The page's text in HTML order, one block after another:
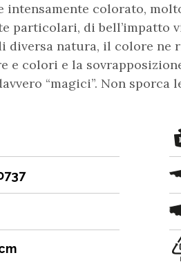
intensamente colorato,
particolari, di bell’impatto
diversa natura, il colore ne
e colori e la
“magici”. Non sporca